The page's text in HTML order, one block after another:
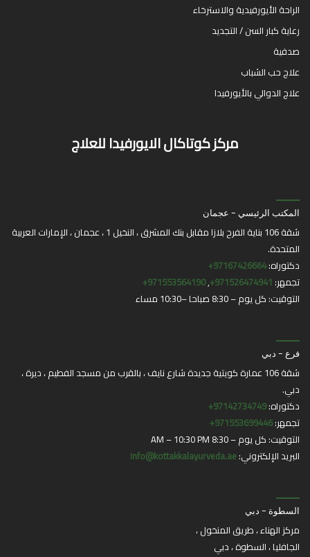
الراحة الأيورفيدية والاسترخاء
رعاية كبار السن / التجديد
صدفية
علاج حب الشباب
علاج الدوالي بالأيورفيدا
مركز كوتاكال الايورفيدا للعلاج
المكتب الرئيسي - عجمان
شقة 106 بناية الفرح بلازا مقابل بنك المشرق ، النخيل 1 ، عجمان ، الإمارات العربية
المتحدة.
دكتوراه:97167426664+
تجمهر: 971526474941+
,
971553564190+
التوقيت: كل يوم – 8:30 صباحا –10:30 مساء
فرع - دبي
شقة 106 عمارة كويتية جديدة شارع نايف ، بالقرب من مسجد الفطيم ، ديرة ،
دبي.
دكتوراه:97142734749+
تجمهر:971553699446+
التوقيت: كل يوم – 8:30 AM – 10:30 PM
البريد الإلكتروني:info@kottakkalayurveda.ae
السطوة - دبي
مركز الهناء ، طريق المنخول ،
الجافليا ، السطوة ، دبي